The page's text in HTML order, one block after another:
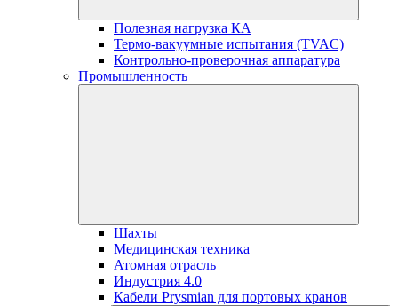
Полезная нагрузка КА
Термо-вакуумные испытания (TVAC)
Контрольно-проверочная аппаратура
Промышленность
Шахты
Медицинская техника
Атомная отрасль
Индустрия 4.0
Кабели Prysmian для портовых кранов